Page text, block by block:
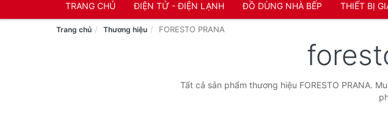
TRANG CHỦ ĐIỆN TỬ - ĐIỆN LẠNH ĐỒ DÙNG NHÀ BẾP THIẾT BỊ
Trang chủ Thương hiệu FORESTO PRANA
Tất cả sản phẩm thương hiệu FORESTO PRANA.